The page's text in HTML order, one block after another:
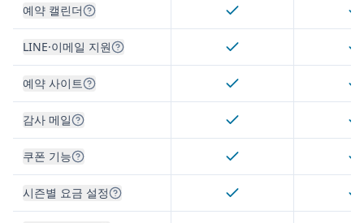
예약 캘린더
LINE·이메일 지원
예약 사이트
감사 메일
쿠폰 기능
시즌별 요금 설정